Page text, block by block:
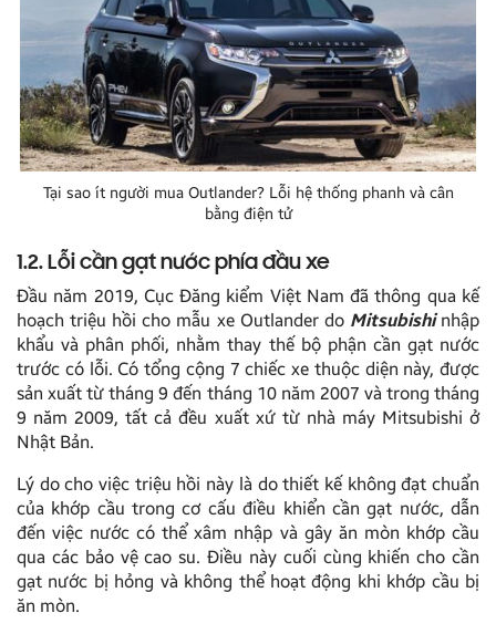
Tại sao ít người mua Outlander? Lỗi hệ thống phanh và cân
bằng điện tử
1.2. Lỗi cần gạt nước phía đầu xe
Đầu năm 2019, Cục Đăng kiểm Việt Nam đã thông qua kế
hoạch triệu hồi cho mẫu xe Outlander do Mitsubishinhập
khẩu và phân phối, nhằm thay thế bộ phận cần gạt nước
trước có lỗi. Có tổng cộng 7 chiếc xe thuộc diện này, được
sản xuất từ tháng 9 đến tháng 10 năm 2007 và trong tháng
9 năm 2009, tất cả đều xuất xứ từ nhà máy Mitsubishi ở
Nhật Bản.
Lý do cho việc triệu hồi này là do thiết kế không đạt chuẩn
của khớp cầu trong cơ cấu điều khiển cần gạt nước, dẫn
đến việc nước có thể xâm nhập và gây ăn mòn khớp cầu
qua các bảo vệ cao su. Điều này cuối cùng khiến cho cần
gạt nước bị hỏng và không thể hoạt động khi khớp cầu bị
ăn mòn.